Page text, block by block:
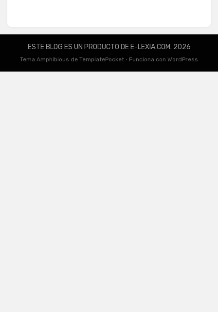
ESTE BLOG ES UN PRODUCTO DE E-LEXIA.COM. 2026
Tema Amphibious de TemplatePocket ⋅ Funciona con WordPress